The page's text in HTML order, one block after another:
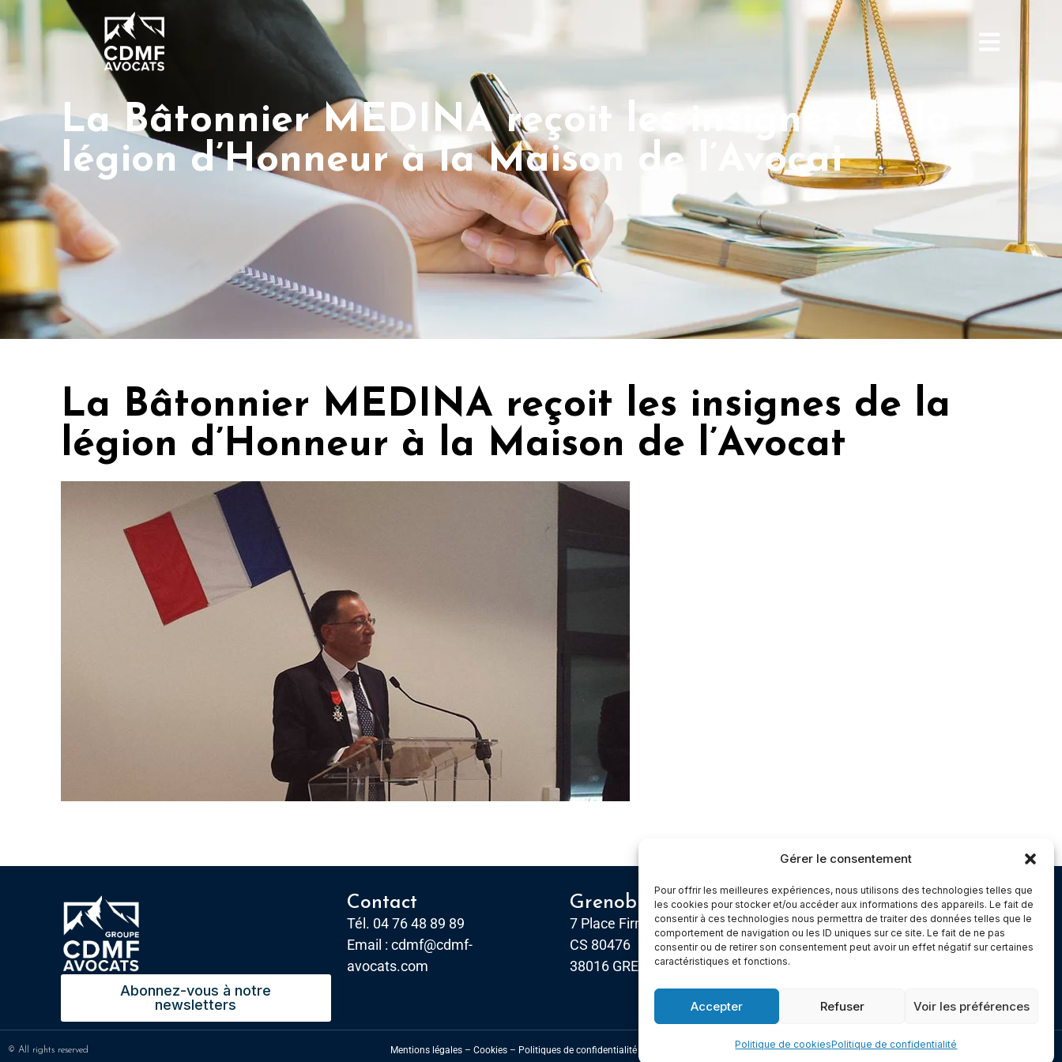
Gérer le consentement
Pour offrir les meilleures expériences, nous utilisons des technologies telles que
les cookies pour stocker et/ou accéder aux informations des appareils. Le fait de
consentir à ces technologies nous permettra de traiter des données telles que le
comportement de navigation ou les ID uniques sur ce site. Le fait de ne pas
consentir ou de retirer son consentement peut avoir un effet négatif sur certaines
caractéristiques et fonctions.
Accepter Refuser Voir les préférences
Politique de cookiesPolitique de confidentialité
La Bâtonnier MEDINA reçoit les insignes de la
légion d’Honneur à la Maison de l’Avocat
La Bâtonnier MEDINA reçoit les insignes de la
légion d’Honneur à la Maison de l’Avocat
Abonnez-vous à notre
newsletters
Contact
Tél. 04 76 48 89 89
Email : cdmf@cdmf-
avocats.com
Grenoble
7 Place Firmin Gautier
CS 80476
38016 GRENOBLE, Cedex 1
Chambery
Immeuble le Paris
5 rue Claude Martin
© All rights reserved Mentions légales– Cookies – Politiques de confidentialité Made with Cerf à Lunettes - Web & Com